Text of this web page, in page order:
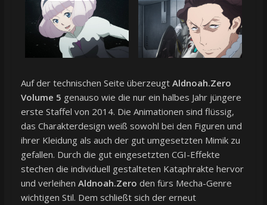
Auf der technischen Seite überzeugt Aldnoah.Zero
Volume 5 genauso wie die nur ein halbes Jahr jüngere
erste Staffel von 2014. Die Animationen sind flüssig,
das Charakterdesign weiß sowohl bei den Figuren und
ihrer Kleidung als auch der gut umgesetzten Mimik zu
gefallen. Durch die gut eingesetzten CGI-Effekte
stechen die individuell gestalteten Kataphrakte hervor
und verleihen Aldnoah.Zero den fürs Mecha-Genre
wichtigen Stil. Dem schließt sich der erneut